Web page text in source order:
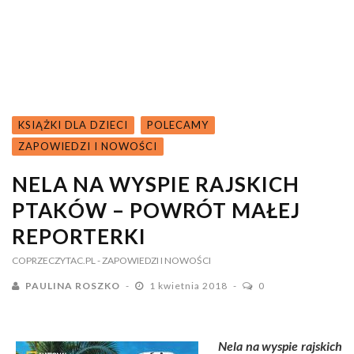
KSIĄŻKI DLA DZIECI
POLECAMY
ZAPOWIEDZI I NOWOŚCI
NELA NA WYSPIE RAJSKICH
PTAKÓW – POWRÓT MAŁEJ
REPORTERKI
COPRZECZYTAC.PL - ZAPOWIEDZI I NOWOŚCI
PAULINA ROSZKO 1 kwietnia 2018 0
Nela na wyspie rajskich